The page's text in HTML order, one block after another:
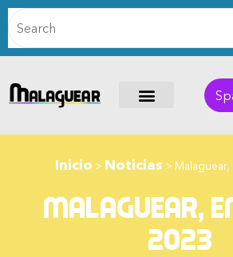
Inicio > Noticias > Malaguear,
Malaguear, en
2023